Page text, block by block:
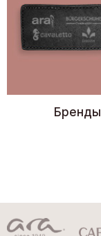
Бренды